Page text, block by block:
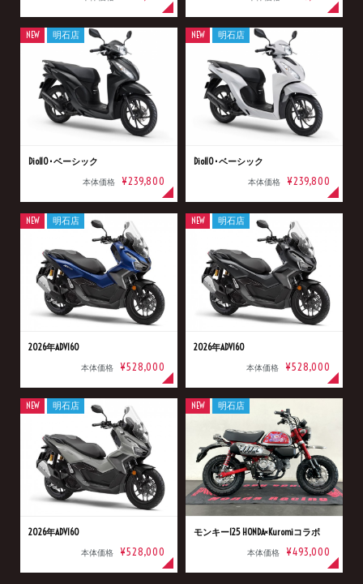
Dio110･ベーシック
本体価格 ¥239,800
NEW 明石店
Dio110･ベーシック
本体価格 ¥239,800
NEW 明石店
2026年ADV160
本体価格 ¥528,000
NEW 明石店
2026年ADV160
本体価格 ¥528,000
NEW 明石店
2026年ADV160
本体価格 ¥528,000
NEW 明石店
モンキー125 HONDA×Kuromiコラボ
本体価格 ¥493,000
NEW 明石店